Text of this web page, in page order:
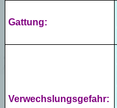
Gattung:
Verwechslungsgefahr: